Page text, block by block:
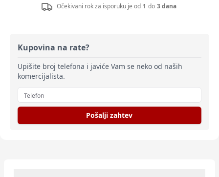
Očekivani rok za isporuku je od 1 do 3 dana
Kupovina na rate?
Upišite broj telefona i javiće Vam se neko od naših
komercijalista.
Pošalji zahtev